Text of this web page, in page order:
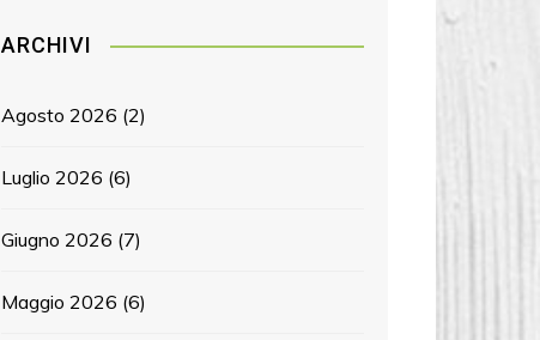
ARCHIVI
Agosto 2026 (2)
Luglio 2026 (6)
Giugno 2026 (7)
Maggio 2026 (6)